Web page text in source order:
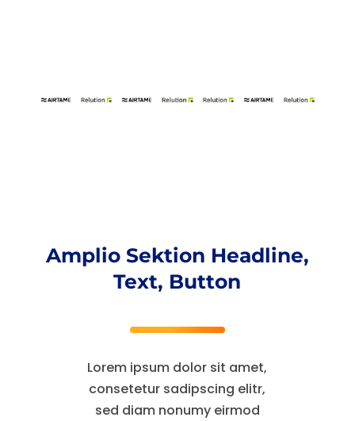
Amplio Sektion Headline,
Text, Button
Lorem ipsum dolor sit amet,
consetetur sadipscing elitr,
sed diam nonumy eirmod